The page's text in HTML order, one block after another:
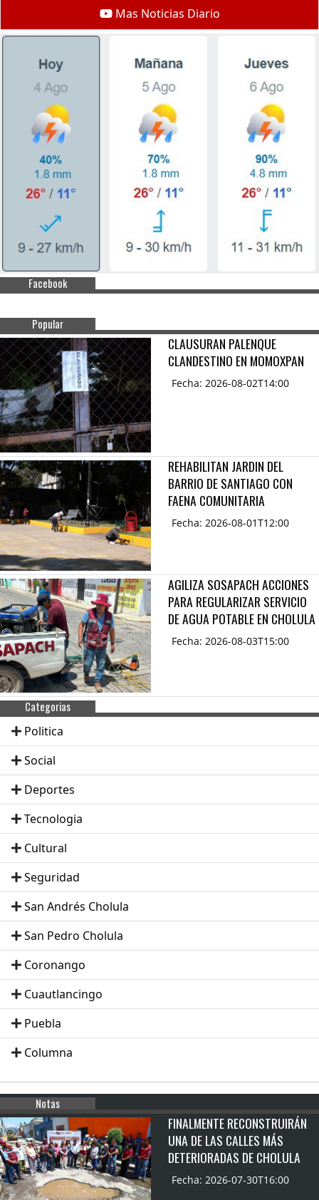
Mas Noticias Diario
Facebook
Popular
CLAUSURAN PALENQUE
CLANDESTINO EN MOMOXPAN
Fecha: 2026-08-02T14:00
REHABILITAN JARDIN DEL
BARRIO DE SANTIAGO CON
FAENA COMUNITARIA
Fecha: 2026-08-01T12:00
AGILIZA SOSAPACH ACCIONES
PARA REGULARIZAR SERVICIO
DE AGUA POTABLE EN CHOLULA
Fecha: 2026-08-03T15:00
Categorias
Politica
Social
Deportes
Tecnologia
Cultural
Seguridad
San Andrés Cholula
San Pedro Cholula
Coronango
Cuautlancingo
Puebla
Columna
Notas
FINALMENTE RECONSTRUIRÁN
UNA DE LAS CALLES MÁS
DETERIORADAS DE CHOLULA
Fecha: 2026-07-30T16:00